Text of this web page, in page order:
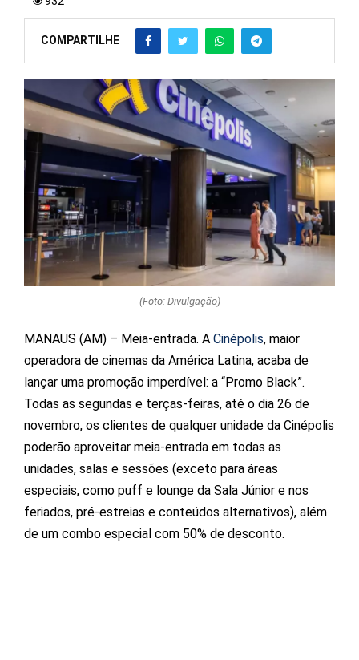
COMPARTILHE
(Foto: Divulgação)
MANAUS (AM) – Meia-entrada. A Cinépolis, maior
operadora de cinemas da América Latina, acaba de
lançar uma promoção imperdível: a “Promo Black”.
Todas as segundas e terças-feiras, até o dia 26 de
novembro, os clientes de qualquer unidade da Cinépolis
poderão aproveitar meia-entrada em todas as
unidades, salas e sessões (exceto para áreas
especiais, como puff e lounge da Sala Júnior e nos
feriados, pré-estreias e conteúdos alternativos), além
de um combo especial com 50% de desconto.